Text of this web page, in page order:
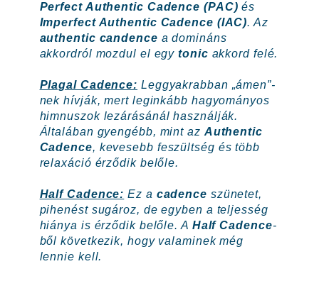
Perfect Authentic Cadence (PAC) és
Imperfect Authentic Cadence (IAC). Az
authentic candence a domináns
akkordról mozdul el egytonic akkord felé.
Plagal Cadence: Leggyakrabban „ámen”-
nek hívják, mert leginkább hagyományos
himnuszok lezárásánál használják.
Általában gyengébb, mint azAuthentic
Cadence, kevesebb feszültség és több
relaxáció érződik belőle.
Half Cadence: Ez a cadence szünetet,
pihenést sugároz, de egyben a teljesség
hiánya is érződik belőle. A Half Cadence-
ből következik, hogy valaminek még
lennie kell.